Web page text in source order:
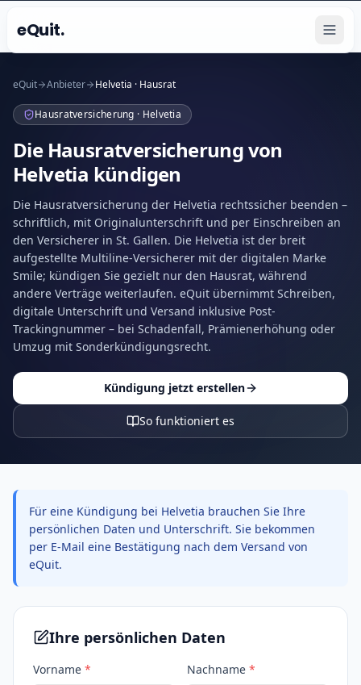
eQuit.
eQuit Anbieter Helvetia · Hausrat
Hausratversicherung · Helvetia
Die Hausratversicherung von
Helvetia kündigen
Die Hausratversicherung der Helvetia rechtssicher beenden –
schriftlich, mit Originalunterschrift und per Einschreiben an
den Versicherer in St. Gallen. Die Helvetia ist der breit
aufgestellte Multiline-Versicherer mit der digitalen Marke
Smile; kündigen Sie gezielt nur den Hausrat, während
andere Verträge weiterlaufen. eQuit übernimmt Schreiben,
digitale Unterschrift und Versand inklusive Post-
Trackingnummer – bei Schadenfall, Prämienerhöhung oder
Umzug mit Sonderkündigungsrecht.
Kündigung jetzt erstellen
So funktioniert es
Für eine Kündigung bei Helvetia brauchen Sie Ihre
persönlichen Daten und Unterschrift. Sie bekommen
per E-Mail eine Bestätigung nach dem Versand von
eQuit.
Ihre persönlichen Daten
Vorname * Nachname *